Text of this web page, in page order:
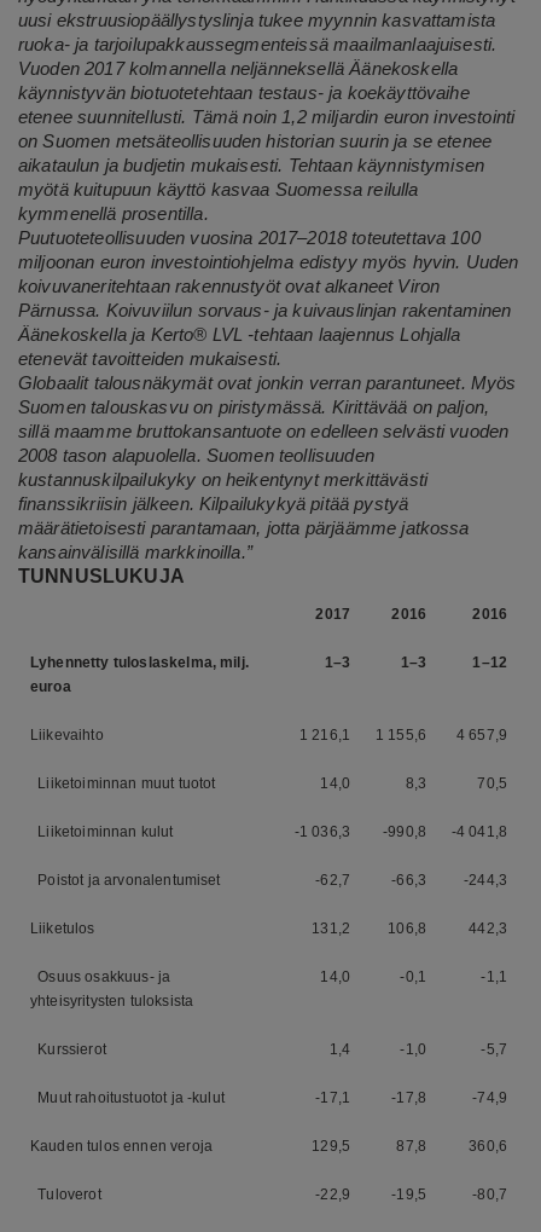
uusi ekstruusiopäällystyslinja tukee myynnin kasvattamista
ruoka- ja tarjoilupakkaussegmenteissä maailmanlaajuisesti.
Vuoden 2017 kolmannella neljänneksellä Äänekoskella
käynnistyvän biotuotetehtaan testaus- ja koekäyttövaihe
etenee suunnitellusti. Tämä noin 1,2 miljardin euron investointi
on Suomen metsäteollisuuden historian suurin ja se etenee
aikataulun ja budjetin mukaisesti. Tehtaan käynnistymisen
myötä kuitupuun käyttö kasvaa Suomessa reilulla
kymmenellä prosentilla.
Puutuoteteollisuuden vuosina 2017–2018 toteutettava 100
miljoonan euron investointiohjelma edistyy myös hyvin. Uuden
koivuvaneritehtaan rakennustyöt ovat alkaneet Viron
Pärnussa. Koivuviilun sorvaus- ja kuivauslinjan rakentaminen
Äänekoskella ja Kerto® LVL -tehtaan laajennus Lohjalla
etenevät tavoitteiden mukaisesti.
Globaalit talousnäkymät ovat jonkin verran parantuneet. Myös
Suomen talouskasvu on piristymässä. Kirittävää on paljon,
sillä maamme bruttokansantuote on edelleen selvästi vuoden
2008 tason alapuolella. Suomen teollisuuden
kustannuskilpailukyky on heikentynyt merkittävästi
finanssikriisin jälkeen. Kilpailukykyä pitää pystyä
määrätietoisesti parantamaan, jotta pärjäämme jatkossa
kansainvälisillä markkinoilla.”
TUNNUSLUKUJA
2017 2016 2016
Lyhennetty tuloslaskelma, milj.
euroa
1–3 1–3 1–12
Liikevaihto 1 216,1 1 155,6 4 657,9
Liiketoiminnan muut tuotot 14,0 8,3 70,5
Liiketoiminnan kulut -1 036,3 -990,8 -4 041,8
Poistot ja arvonalentumiset -62,7 -66,3 -244,3
Liiketulos 131,2 106,8 442,3
Osuus osakkuus- ja
yhteisyritysten tuloksista
14,0 -0,1 -1,1
Kurssierot 1,4 -1,0 -5,7
Muut rahoitustuotot ja -kulut -17,1 -17,8 -74,9
Kauden tulos ennen veroja 129,5 87,8 360,6
Tuloverot -22,9 -19,5 -80,7